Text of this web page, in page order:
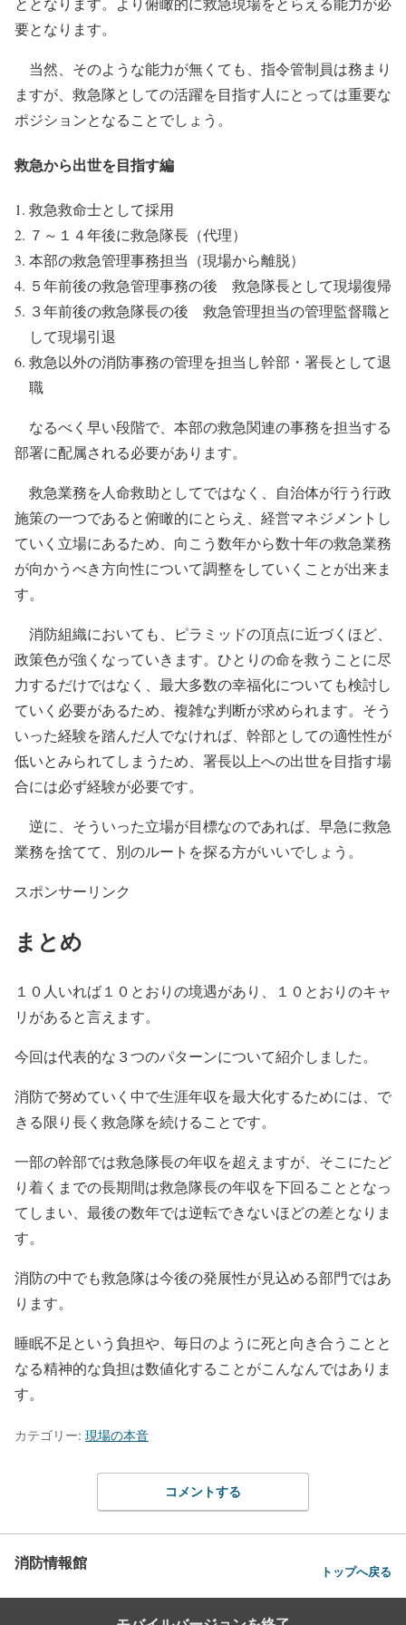
要となります。
当然、そのような能力が無くても、指令管制員は務まり
ますが、救急隊としての活躍を目指す人にとっては重要な
ポジションとなることでしょう。
救急から出世を目指す編
救急救命士として採用
７～１４年後に救急隊長（代理）
本部の救急管理事務担当（現場から離脱）
５年前後の救急管理事務の後 救急隊長として現場復帰
３年前後の救急隊長の後 救急管理担当の管理監督職と
して現場引退
救急以外の消防事務の管理を担当し幹部・署長として退
職
なるべく早い段階で、本部の救急関連の事務を担当する
部署に配属される必要があります。
救急業務を人命救助としてではなく、自治体が行う行政
施策の一つであると俯瞰的にとらえ、経営マネジメントし
ていく立場にあるため、向こう数年から数十年の救急業務
が向かうべき方向性について調整をしていくことが出来ま
す。
消防組織においても、ピラミッドの頂点に近づくほど、
政策色が強くなっていきます。ひとりの命を救うことに尽
力するだけではなく、最大多数の幸福化についても検討し
ていく必要があるため、複雑な判断が求められます。そう
いった経験を踏んだ人でなければ、幹部としての適性性が
低いとみられてしまうため、署長以上への出世を目指す場
合には必ず経験が必要です。
逆に、そういった立場が目標なのであれば、早急に救急
業務を捨てて、別のルートを探る方がいいでしょう。
スポンサーリンク
まとめ
１０人いれば１０とおりの境遇があり、１０とおりのキャ
リがあると言えます。
今回は代表的な３つのパターンについて紹介しました。
消防で努めていく中で生涯年収を最大化するためには、で
きる限り長く救急隊を続けることです。
一部の幹部では救急隊長の年収を超えますが、そこにたど
り着くまでの長期間は救急隊長の年収を下回ることとなっ
てしまい、最後の数年では逆転できないほどの差となりま
す。
消防の中でも救急隊は今後の発展性が見込める部門ではあ
ります。
睡眠不足という負担や、毎日のように死と向き合うことと
なる精神的な負担は数値化することがこんなんではありま
す。
カテゴリー: 現場の本音
コメントする
消防情報館 トップへ戻る